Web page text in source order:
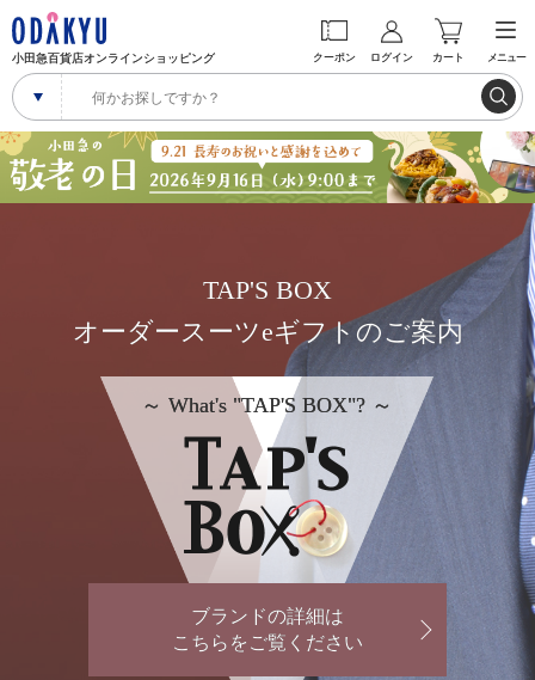
小田急百貨店オンラインショッピング クーポン ログイン カート メニュー
TAP'S BOX
オーダースーツeギフトのご案内
～ What's "TAP'S BOX"? ～
ブランドの詳細は
こちらをご覧ください